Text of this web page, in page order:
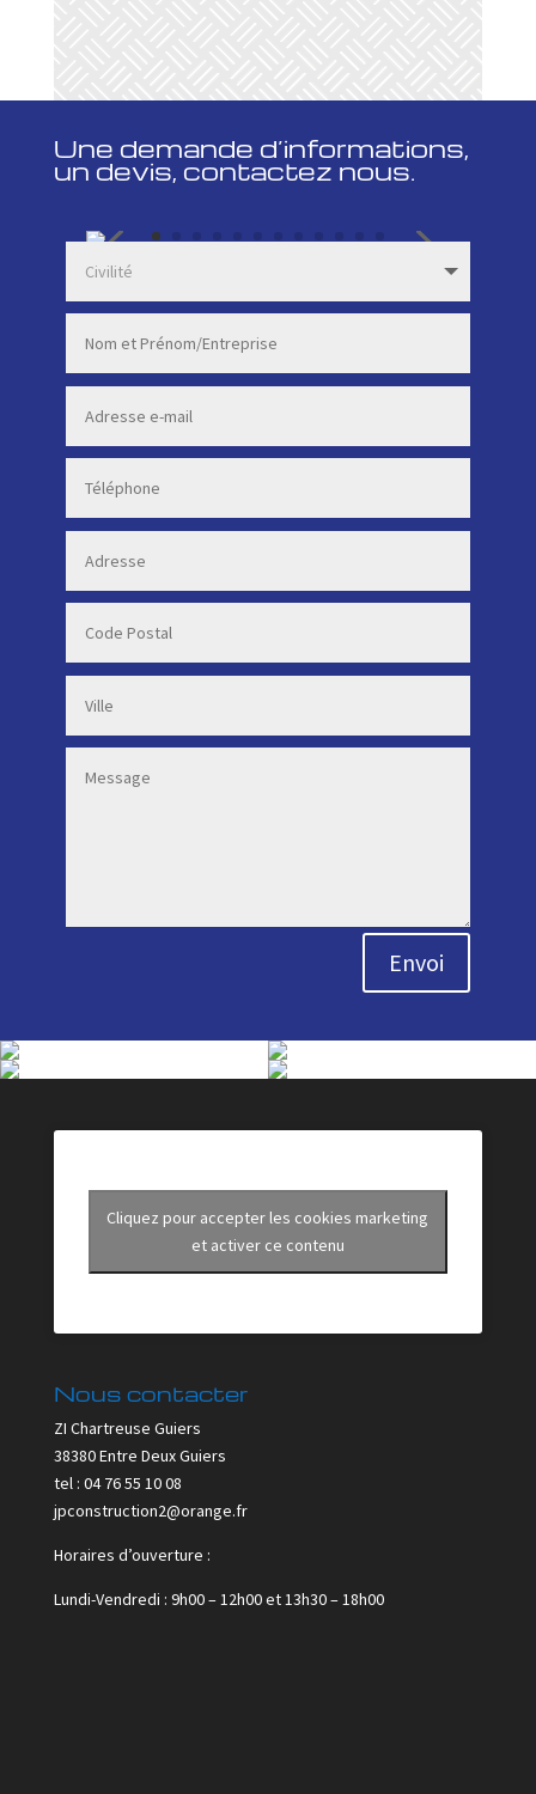
Une demande d’informations,
un devis, contactez nous.
Envoi
Cliquez pour accepter les cookies marketing
et activer ce contenu
Nous contacter
ZI Chartreuse Guiers
38380 Entre Deux Guiers
tel : 04 76 55 10 08
jpconstruction2@orange.fr
Horaires d’ouverture :
Lundi-Vendredi : 9h00 – 12h00 et 13h30 – 18h00